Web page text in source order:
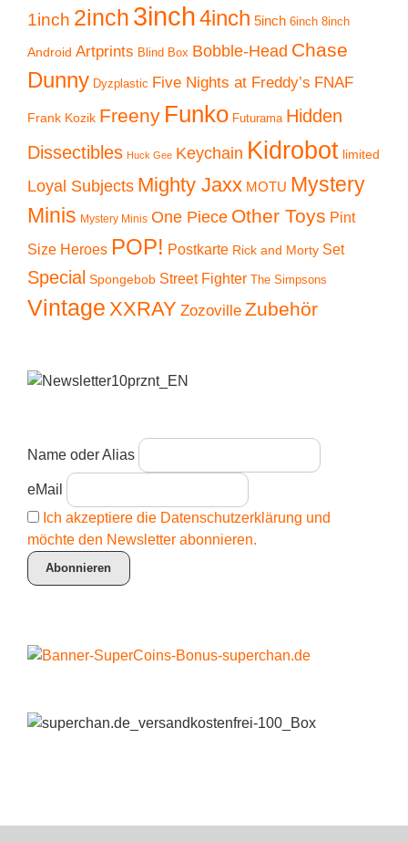
1inch 2inch 3inch4inch 5inch 6inch 8inch
Android Artprints Blind Box Bobble-Head Chase
Dunny Dyzplastic Five Nights at Freddy’s FNAF
Frank Kozik Freeny Funko Futurama Hidden
Dissectibles Huck Gee Keychain Kidrobot limited
Loyal Subjects Mighty Jaxx MOTU Mystery
Minis Mystery Minis One Piece Other Toys Pint
Size Heroes POP! Postkarte Rick and Morty Set
Special Spongebob Street Fighter The Simpsons
Vintage XXRAY Zozoville Zubehör
Name oder Alias
eMail
Ich akzeptiere die Datenschutzerklärung und
möchte den Newsletter abonnieren.